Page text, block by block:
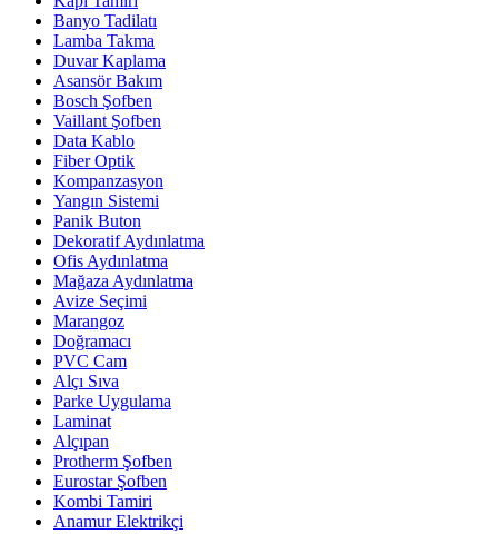
Banyo Tadilatı
Lamba Takma
Duvar Kaplama
Asansör Bakım
Bosch Şofben
Vaillant Şofben
Data Kablo
Fiber Optik
Kompanzasyon
Yangın Sistemi
Panik Buton
Dekoratif Aydınlatma
Ofis Aydınlatma
Mağaza Aydınlatma
Avize Seçimi
Marangoz
Doğramacı
PVC Cam
Alçı Sıva
Parke Uygulama
Laminat
Alçıpan
Protherm Şofben
Eurostar Şofben
Kombi Tamiri
Anamur Elektrikçi